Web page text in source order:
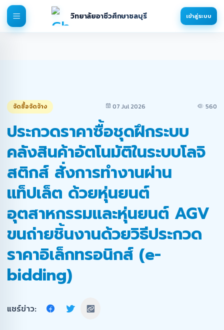
วิทยาลัยอาชีวศึกษาชลบุรี เข้าสู่ระบบ
จัดซื้อจัดจ้าง 07 Jul 2026 560
ประกวดราคาซื้อชุดฝึกระบบ
คลังสินค้าอัตโนมัติในระบบโลจิ
สติกส์ สั่งการทำงานผ่าน
แท็ปเล็ต ด้วยหุ่นยนต์
อุตสาหกรรมและหุ่นยนต์ AGV
ขนถ่ายชิ้นงานด้วยวิธีประกวด
ราคาอิเล็กทรอนิกส์ (e-
bidding)
แชร์ข่าว: